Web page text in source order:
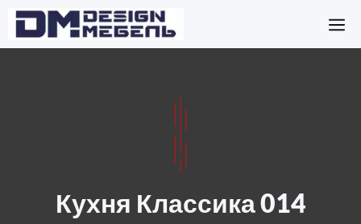
Перейти
Кухня Классика 014